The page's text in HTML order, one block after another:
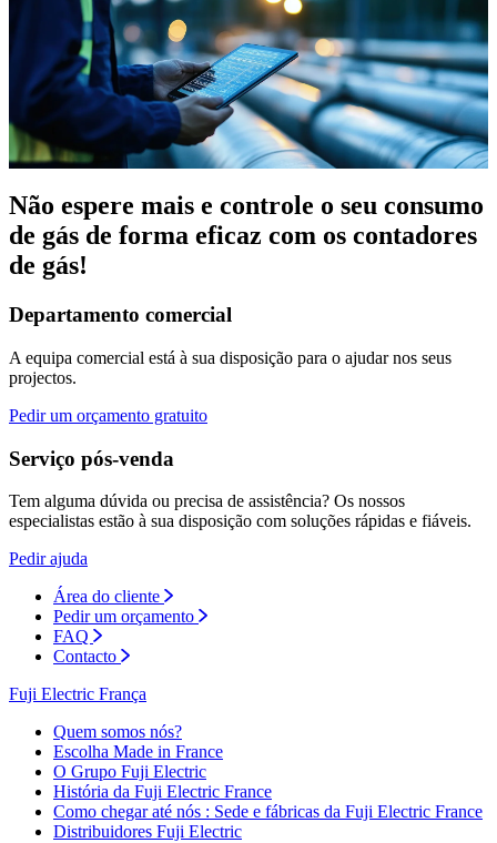
Não espere mais e controle o seu consumo
de gás de forma eficaz com os contadores
de gás!
Departamento comercial
A equipa comercial está à sua disposição para o ajudar nos seus
projectos.
Pedir um orçamento gratuito
Serviço pós-venda
Tem alguma dúvida ou precisa de assistência? Os nossos
especialistas estão à sua disposição com soluções rápidas e fiáveis.
Pedir ajuda
Área do cliente
Pedir um orçamento
FAQ
Contacto
Fuji Electric França
Quem somos nós?
Escolha Made in France
O Grupo Fuji Electric
História da Fuji Electric France
Como chegar até nós : Sede e fábricas da Fuji Electric France
Distribuidores Fuji Electric